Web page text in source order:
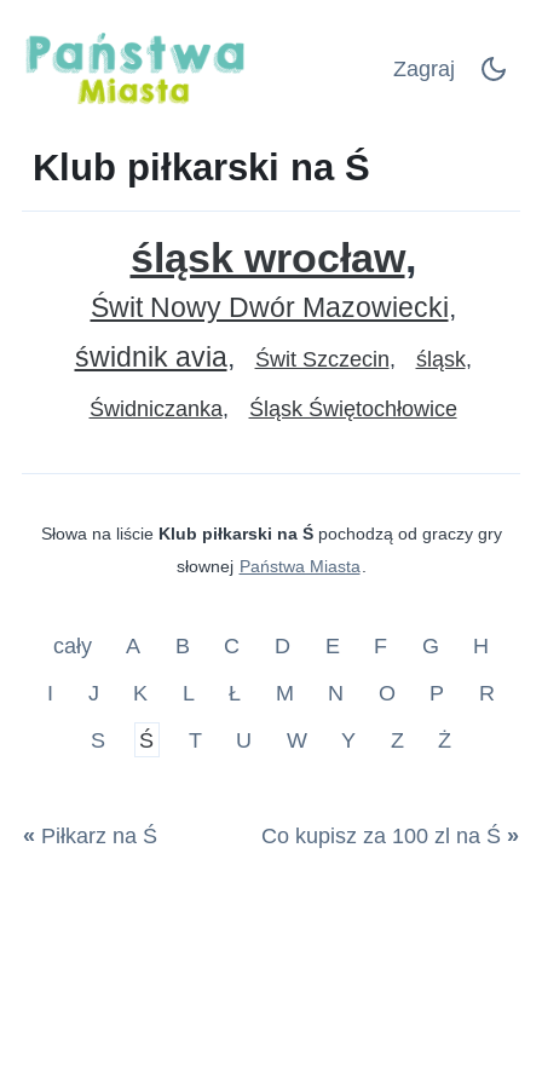
Zagraj
Klub piłkarski na Ś
śląsk wrocław
Świt Nowy Dwór Mazowiecki
świdnik avia
Świt Szczecin śląsk
Świdniczanka Śląsk Świętochłowice
Słowa na liście Klub piłkarski na Śpochodzą od graczy gry
słownej Państwa Miasta
cały A B C D E F G
H
I
J K L Ł M N O P
R
S
Ś T U W Y Z Ż
« Piłkarz na Ś Co kupisz za 100 zl na Ś »